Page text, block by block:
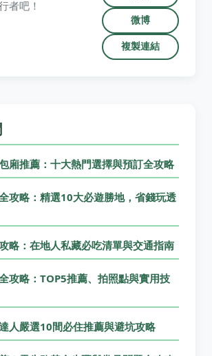
者吧！
微博
複製連結
廂推薦：十大熱門選擇與預訂全攻略
攻略：精選10大必遊勝地，省錢玩透
略：在地人私藏必吃清單與交通指南
攻略：TOP5推薦、拍照點與實用技
人嚴選10間必住推薦與避坑攻略